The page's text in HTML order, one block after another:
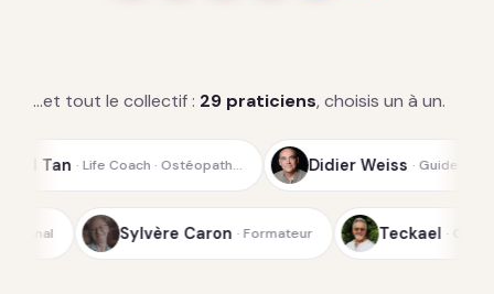
…et tout le collectif : 29 praticiens, choisis un à un.
· Ostéopath… Didier Weiss · Guide spirituel de la…
· Médium-canal Sylvère Caron · Formateur